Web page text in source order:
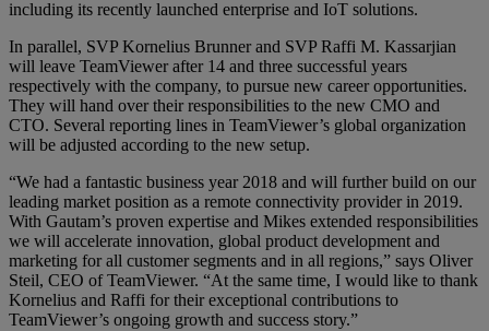
including its recently launched enterprise and IoT solutions.
In parallel, SVP Kornelius Brunner and SVP Raffi M. Kassarjian
will leave TeamViewer after 14 and three successful years
respectively with the company, to pursue new career opportunities.
They will hand over their responsibilities to the new CMO and
CTO. Several reporting lines in TeamViewer’s global organization
will be adjusted according to the new setup.
“We had a fantastic business year 2018 and will further build on our
leading market position as a remote connectivity provider in 2019.
With Gautam’s proven expertise and Mikes extended responsibilities
we will accelerate innovation, global product development and
marketing for all customer segments and in all regions,” says Oliver
Steil, CEO of TeamViewer. “At the same time, I would like to thank
Kornelius and Raffi for their exceptional contributions to
TeamViewer’s ongoing growth and success story.”